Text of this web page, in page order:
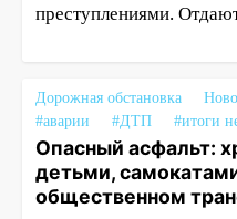
преступлениями.
Дорожная обстановка
#аварии
#ДТП #итоги
Опасный асфальт:
детьми,
общественном